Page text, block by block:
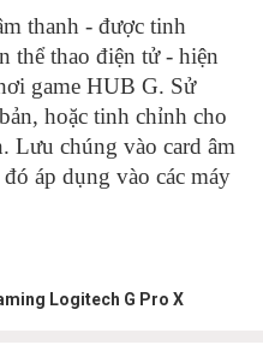
thanh - được tinh
thể thao điện tử - hiện
game HUB G. Sử
hoặc tinh chỉnh cho
Lưu chúng vào card âm
áp dụng vào các máy
Logitech G Pro X